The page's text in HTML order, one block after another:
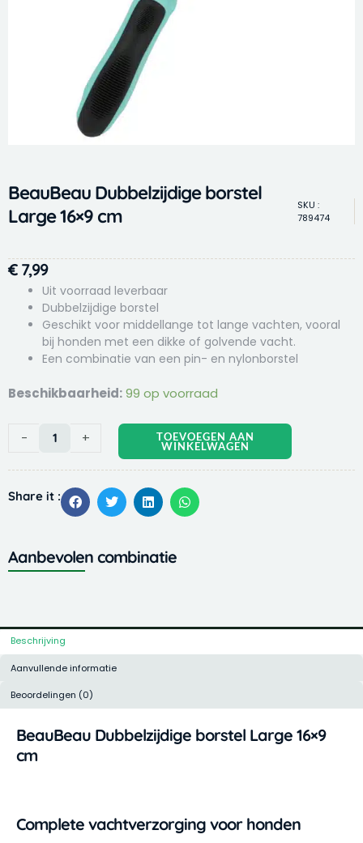
BeauBeau Dubbelzijdige borstel
Large 16×9 cm
SKU :
789474
€7,99
Uit voorraad leverbaar
Dubbelzijdige borstel
Geschikt voor middellange tot lange vachten, vooral
bij honden met een dikke of golvende vacht.
Een combinatie van een pin- en nylonborstel
Beschikbaarheid:99 op voorraad
-
BeauBeau
aantal
+ TOEVOEGEN AAN
WINKELWAGEN
Share it :
Aanbevolen combinatie
Beschrijving
Aanvullende informatie
Beoordelingen (0)
BeauBeau Dubbelzijdige borstel Large 16×9
cm
Complete vachtverzorging voor honden